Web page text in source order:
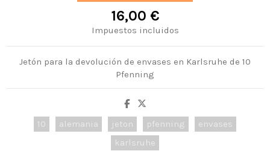
16,00 €
Impuestos incluidos
Jetón para la devolución de envases en Karlsruhe de 10
Pfenning
10 alemania jeton pfenning
envases
karlsruhe